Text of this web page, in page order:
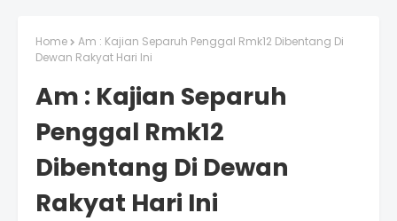
Home
Am : Kajian Separuh Penggal Rmk12 Dibentang Di
Dewan Rakyat Hari Ini
Am : Kajian Separuh
Penggal Rmk12
Dibentang Di Dewan
Rakyat Hari Ini